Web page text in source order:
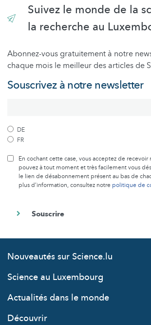
Suivez le monde de la
la recherche au
Abonnez-vous gratuitement à notre
chaque mois le meilleur des articles de
Souscrivez à notre newsletter
DE
FR
En cochant cette case, vous acceptez de recevoir
pouvez à tout moment et très facilement vous
le lien de désabonnement présent au bas de
plus d’information, consultez notre politique de
Nouveautés sur Science.lu
Science au Luxembourg
Actualités dans le monde
Découvrir